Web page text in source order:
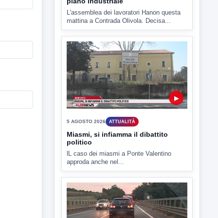
5 AGOSTO 2026 ATTUALITÀ
lL caso dei miasmi a Ponte Valentino
approda anche nel...
5 AGOSTO 2026 ATTUALITÀ
Lavori sulla Telesina il Comitato
movieri
Code e disagi sulla Telesina a causa dei
lavori in...